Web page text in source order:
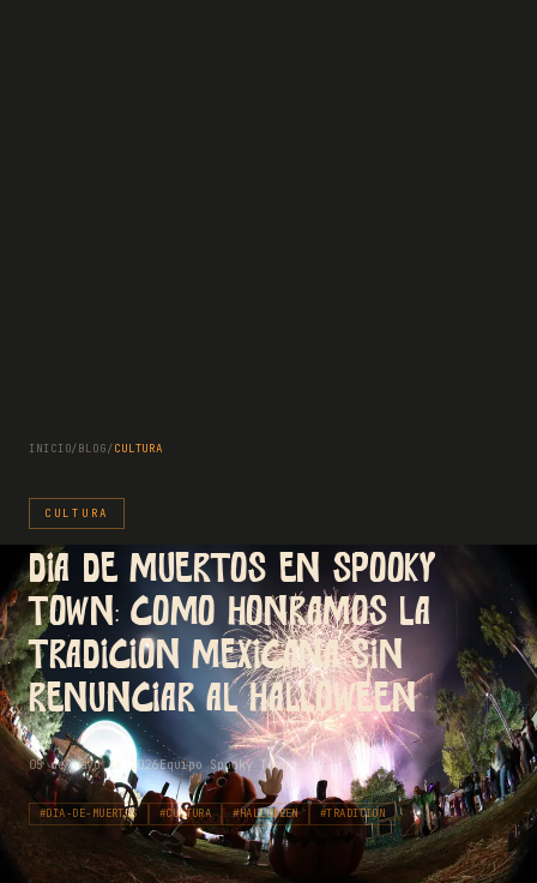
INICIO/BLOG/CULTURA
CULTURA
Día de Muertos en Spooky
Town: cómo honramos la
tradición mexicana sin
renunciar al Halloween
05 de mayo de 2026·Equipo Spooky Town
#DIA-DE-MUERTOS #CULTURA #HALLOWEEN #TRADICION